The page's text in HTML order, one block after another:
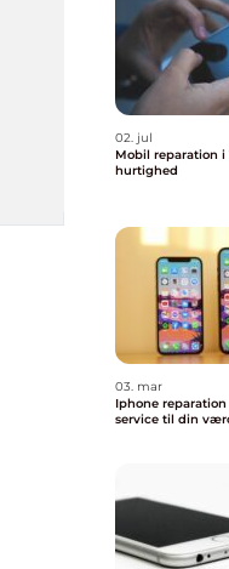
02. jul
Mobil reparation i
hurtighed
03. mar
Iphone
service til din